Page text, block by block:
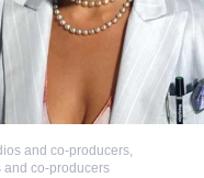
and co-producers,
and co-producers